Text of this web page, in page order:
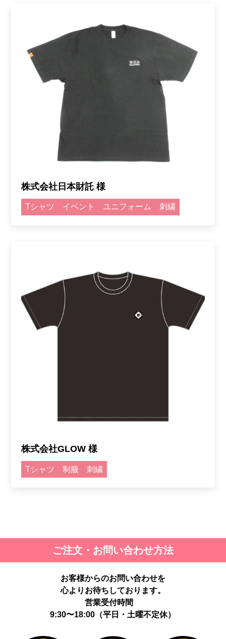
株式会社日本財託 様
Tシャツ イベント ユニフォーム 刺繍
株式会社GLOW 様
Tシャツ 制服 刺繍
ご注文・お問い合わせ方法
お客様からのお問い合わせを
心よりお待ちしております。
営業受付時間
9:30〜18:00（平日・土曜不定休）